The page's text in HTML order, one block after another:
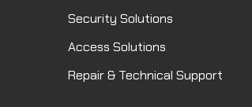
Security Solutions
Access Solutions
Repair & Technical Support